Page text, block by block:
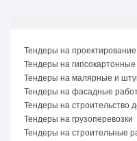
Тендеры на проектирование
Тендеры на
Тендеры на малярные и
Тендеры на фасадные
Тендеры на строительство
Тендеры на грузоперевозки
Тендеры на строительные